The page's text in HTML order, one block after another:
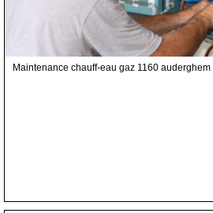
Maintenance chauff-eau gaz 1160 auderghem